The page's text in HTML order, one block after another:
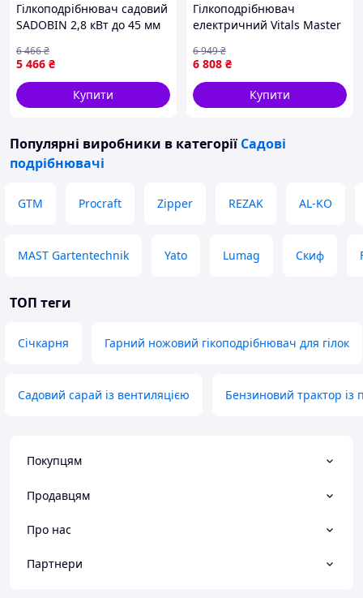
Гілкоподрібнювач садовий
SADOBIN 2,8 кВт до 45 мм
електричний шредер
5 466 ₴
6 466₴
Купити
Гілкоподрібнювач
електричний Vitals Master
6 808 ₴
6 949₴
Купити
Популярні виробники в категорії Садові
подрібнювачі
GTM Procraft Zipper REZAK AL-KO
MAST Gartentechnik Yato Lumag Скиф
ТОП теги
Січкарня Гарний ножовий гікоподрібнювач для гілок
Садовий сарай із вентиляцією Бензиновий трактор
Покупцям
Продавцям
Про нас
Партнери